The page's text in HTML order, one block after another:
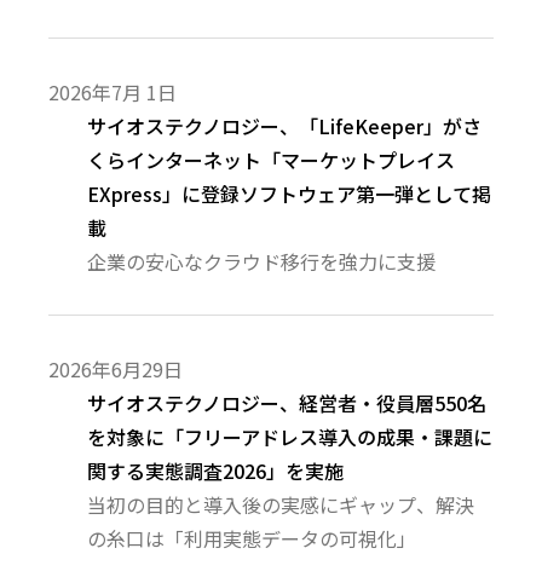
2026年7月 1日
サイオステクノロジー、「LifeKeeper」がさ
くらインターネット「マーケットプレイス
EXpress」に登録ソフトウェア第一弾として掲
載
企業の安心なクラウド移行を強力に支援
2026年6月29日
サイオステクノロジー、経営者・役員層550名
を対象に「フリーアドレス導入の成果・課題に
関する実態調査2026」を実施
当初の目的と導入後の実感にギャップ、解決
の糸口は「利用実態データの可視化」